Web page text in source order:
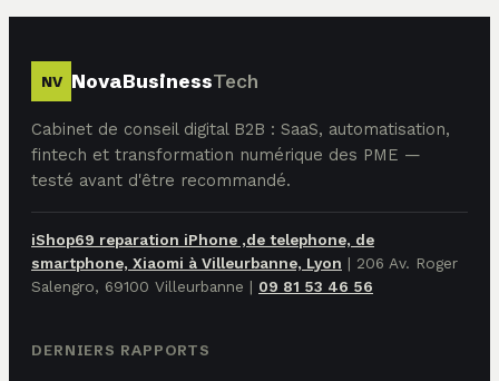
NV NovaBusinessTech
Cabinet de conseil digital B2B : SaaS, automatisation,
fintech et transformation numérique des PME —
testé avant d'être recommandé.
iShop69 reparation iPhone ,de telephone, de
smartphone, Xiaomi à Villeurbanne, Lyon | 206 Av. Roger
Salengro, 69100 Villeurbanne | 09 81 53 46 56
DERNIERS RAPPORTS